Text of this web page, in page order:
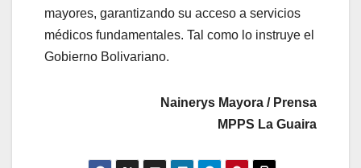
mayores, garantizando su acceso a servicios
médicos fundamentales. Tal como lo instruye el
Gobierno Bolivariano.
Nainerys Mayora / Prensa
MPPS La Guaira